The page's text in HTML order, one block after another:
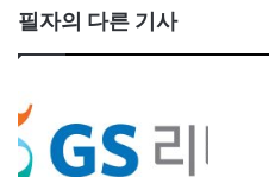
필자의 다른 기사